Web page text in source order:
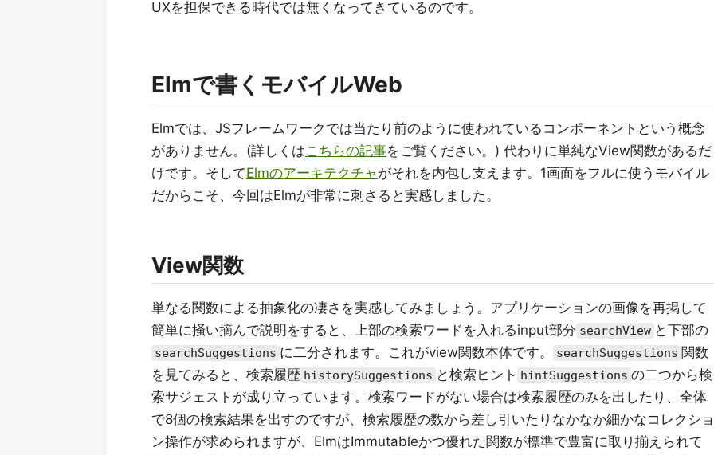
UXを担保できる時代では無くなってきているのです。
Elmで書くモバイルWeb
Elmでは、JSフレームワークでは当たり前のように使われているコンポーネントという概念
がありません。(詳しくはこちらの記事をご覧ください。) 代わりに単純なView関数があるだ
けです。そしてElmのアーキテクチャがそれを内包し支えます。1画面をフルに使うモバイル
だからこそ、今回はElmが非常に刺さると実感しました。
View関数
単なる関数による抽象化の凄さを実感してみましょう。アプリケーションの画像を再掲して
簡単に掻い摘んで説明をすると、上部の検索ワードを入れるinput部分 searchView と下部の
searchSuggestions に二分されます。これがview関数本体です。 searchSuggestions 関数
を見てみると、検索履歴 historySuggestions と検索ヒント hintSuggestions の二つから検
索サジェストが成り立っています。検索ワードがない場合は検索履歴のみを出したり、全体
で8個の検索結果を出すのですが、検索履歴の数から差し引いたりなかなか細かなコレクショ
ン操作が求められますが、ElmはImmutableかつ優れた関数が標準で豊富に取り揃えられて